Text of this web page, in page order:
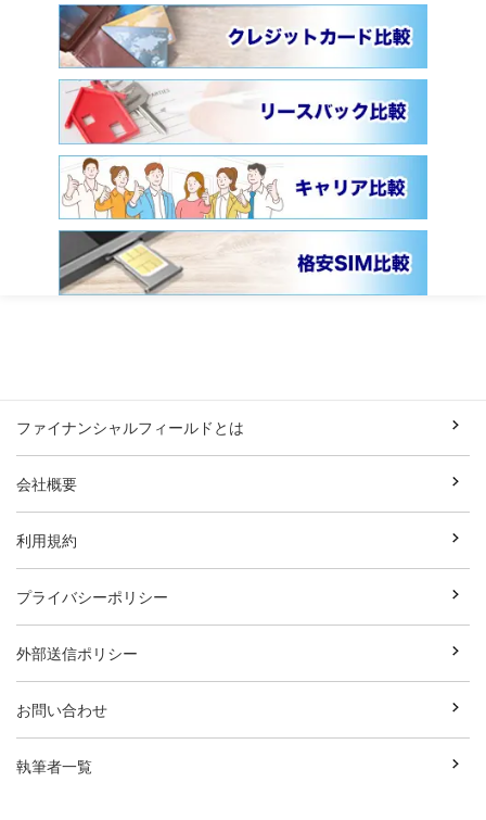
ファイナンシャルフィールドとは
会社概要
利用規約
プライバシーポリシー
外部送信ポリシー
お問い合わせ
執筆者一覧